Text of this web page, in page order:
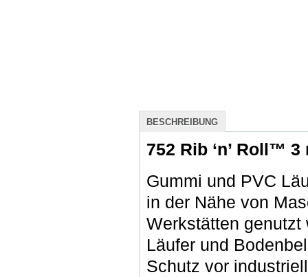
BESCHREIBUNG
752 Rib ‘n’ Roll™
Gummi und PVC
in der Nähe von
Werkstätten genutzt
Läufer und
Schutz vor